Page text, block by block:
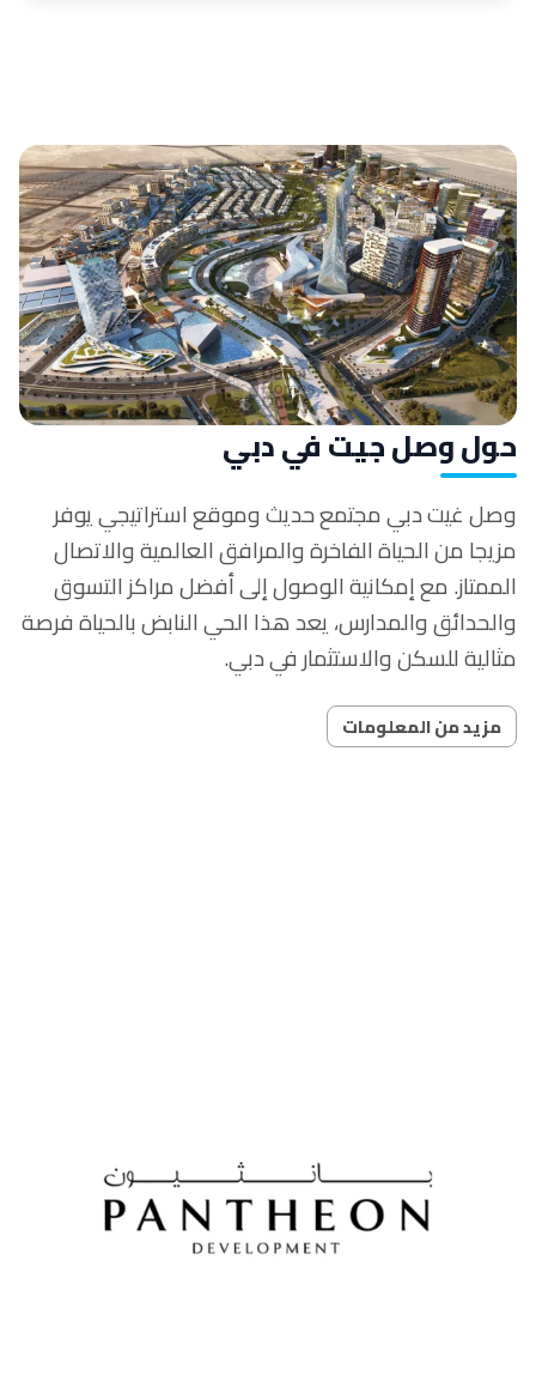
حول وصل جيت في دبي
وصل غيت دبي مجتمع حديث وموقع استراتيجي يوفر
مزيجا من الحياة الفاخرة والمرافق العالمية والاتصال
الممتاز. مع إمكانية الوصول إلى أفضل مراكز التسوق
والحدائق والمدارس، يعد هذا الحي النابض بالحياة فرصة
مثالية للسكن والاستثمار في دبي.
مزيد من المعلومات